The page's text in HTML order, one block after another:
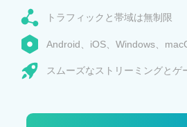
トラフィックと帯域は無制限
Android、iOS、Windows、
スムーズなストリーミングとゲ